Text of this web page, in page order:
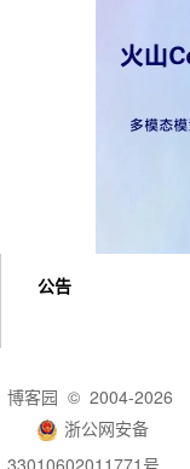
公告
博客园 © 2004-2026
浙公网安备
33010602011771号